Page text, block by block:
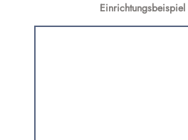
Einrichtungsbeispiel